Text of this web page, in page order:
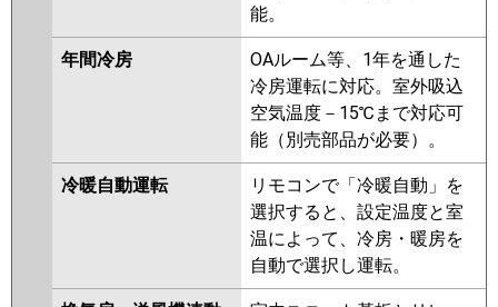
能。
年間冷房
OAルーム等、1年を通した
冷房運転に対応。室外吸込
空気温度－15℃まで対応可
能（別売部品が必要）。
冷暖自動運転
リモコンで「冷暖自動」を
選択すると、設定温度と室
温によって、冷房・暖房を
自動で選択し運転。